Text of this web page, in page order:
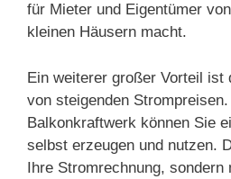
für Mieter und Eigentümer
kleinen Häusern macht.
Ein weiterer großer Vorteil ist
von steigenden
Balkonkraftwerk können Sie
selbst erzeugen und nutzen.
Ihre Stromrechnung, sondern